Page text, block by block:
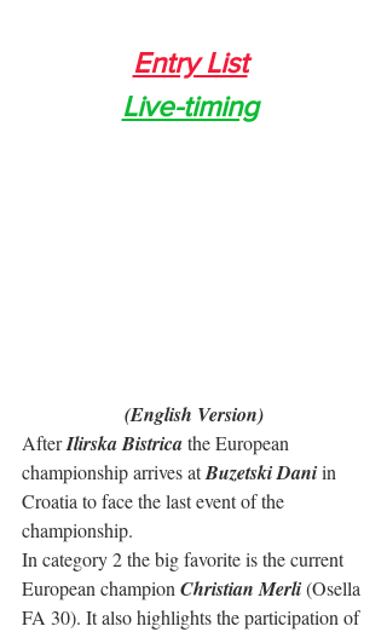
Entry List
Live-timing
(English Version)
After Ilirska Bistrica the European
championship arrives at Buzetski Dani in
Croatia to face the last event of the
championship.
In category 2 the big favorite is the current
European champion Christian Merli (Osella
FA 30). It also highlights the participation of